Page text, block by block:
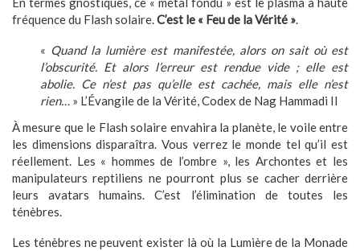
fréquence du Flash solaire.C’est le « Feu de la Vérité ».
« Quand la lumière est manifestée, alors on sait où est
l’obscurité. Et alors l’erreur est rendue vide ; elle est
abolie. Ce n’est pas qu’elle est cachée, mais elle n’est
rien… » L’Évangile de la Vérité, Codex de Nag Hammadi II
À mesure que le Flash solaire envahira la planète, le voile entre
les dimensions disparaîtra. Vous verrez le monde tel qu’il est
réellement. Les « hommes de l’ombre », les Archontes et les
manipulateurs reptiliens ne pourront plus se cacher derrière
leurs avatars humains. C’est l’élimination de toutes les
ténèbres.
Les ténèbres ne peuvent exister là où la Lumière de la Monade